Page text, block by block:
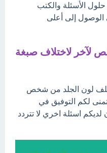
الأسئلة والكتب
الوصول إلى أعلى
لآخر لاختلاف صبغة
لون الجلد من شخص
لكم التوفيق في
اسئلة اخري لا تتردد